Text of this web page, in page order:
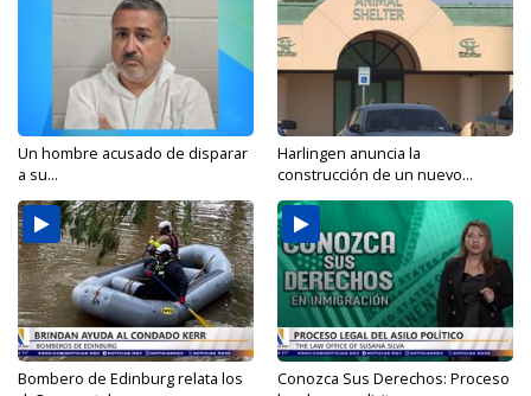
Un hombre acusado de disparar
a su...
Harlingen anuncia la
construcción de un nuevo...
Bombero de Edinburg relata los
Conozca Sus Derechos: Proceso